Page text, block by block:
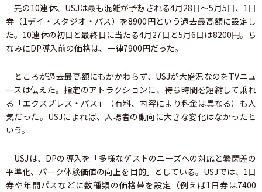
先の10連休、USJは最も混雑が予想される4月28日～5月5日、1日
券（1デイ・スタジオ・パス）を8900円という過去最高額に設定し
た。10連休の初日と最終日に当たる4月27日と5月6日は8200円。ち
なみにDP導入前の価格は、一律7900円だった。
ところが過去最高額にもかかわらず、USJが大盛況なのをTVニュ
ースは伝えた。指定のアトラクションに、待ち時間を短縮して乗れ
る「エクスプレス・パス」（有料、内容により料金は異なる）も人
気だった。USJによれば、入場者の動向に大きな変化はなかったと
いう。
USJは、DPの導入を「多様なゲストのニーズへの対応と繁閑差の
平準化、パーク体験価値の向上を目的」としている。USJでは、1日
券や年間パスなどに数種類の価格帯を設定（例えば1日券は7400